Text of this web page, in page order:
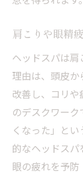
肩こりや眼精
ヘッドスパは肩
理由は、頭皮
改善し、コリ
のデスクワー
くなった」と
的なヘッドス
眼の疲れを予